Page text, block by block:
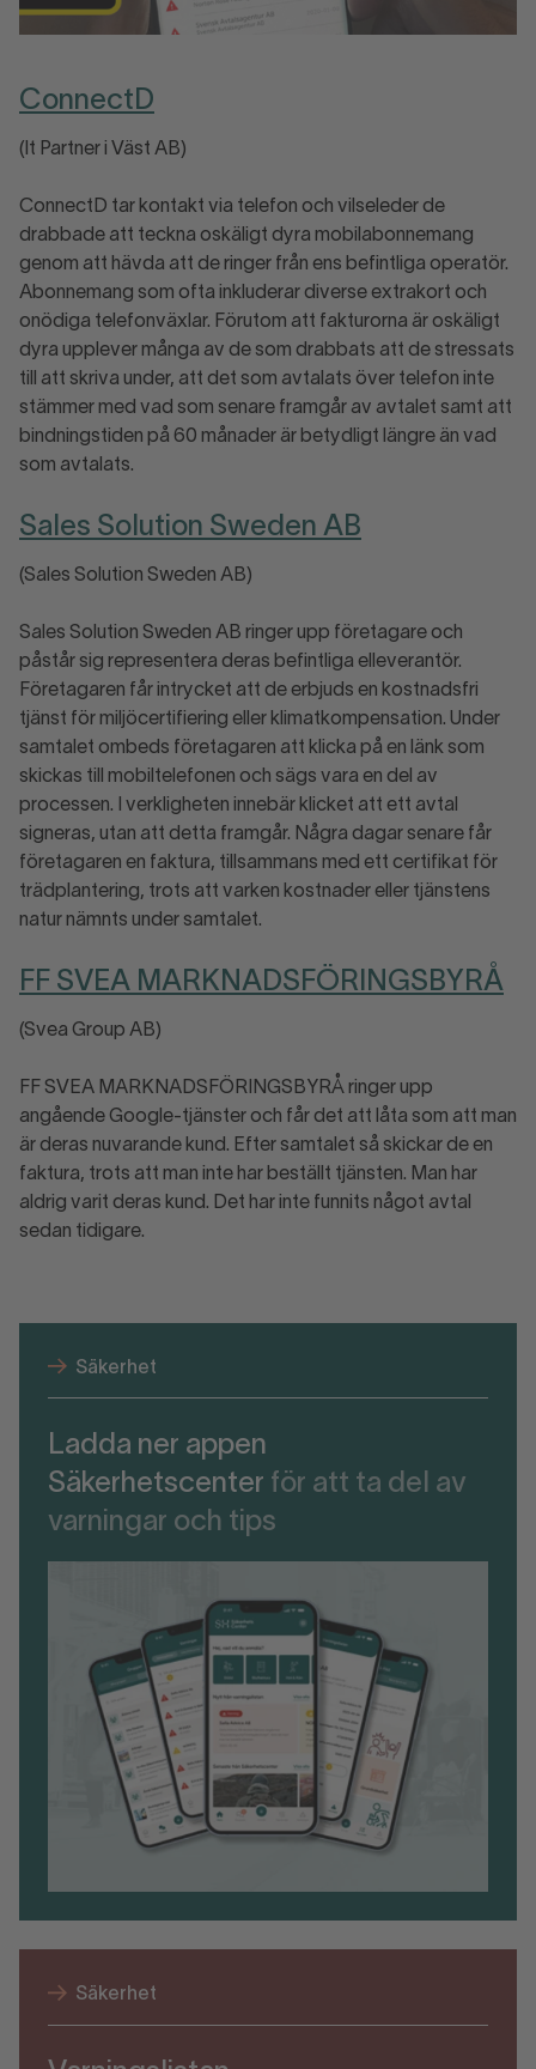
ConnectD
(It Partner i Väst AB)
ConnectD tar kontakt via telefon och vilseleder de
drabbade att teckna oskäligt dyra mobilabonnemang
genom att hävda att de ringer från ens befintliga operatör.
Abonnemang som ofta inkluderar diverse extrakort och
onödiga telefonväxlar. Förutom att fakturorna är oskäligt
dyra upplever många av de som drabbats att de stressats
till att skriva under, att det som avtalats över telefon inte
stämmer med vad som senare framgår av avtalet samt att
bindningstiden på 60 månader är betydligt längre än vad
som avtalats.
Sales Solution Sweden AB
(Sales Solution Sweden AB)
Sales Solution Sweden AB ringer upp företagare och
påstår sig representera deras befintliga elleverantör.
Företagaren får intrycket att de erbjuds en kostnadsfri
tjänst för miljöcertifiering eller klimatkompensation. Under
samtalet ombeds företagaren att klicka på en länk som
skickas till mobiltelefonen och sägs vara en del av
processen. I verkligheten innebär klicket att ett avtal
signeras, utan att detta framgår. Några dagar senare får
företagaren en faktura, tillsammans med ett certifikat för
trädplantering, trots att varken kostnader eller tjänstens
natur nämnts under samtalet.
FF SVEA MARKNADSFÖRINGSBYRÅ
(Svea Group AB)
FF SVEA MARKNADSFÖRINGSBYRÅ ringer upp
angående Google-tjänster och får det att låta som att man
är deras nuvarande kund. Efter samtalet så skickar de en
faktura, trots att man inte har beställt tjänsten. Man har
aldrig varit deras kund. Det har inte funnits något avtal
sedan tidigare.
Säkerhet
Ladda ner appen
Säkerhetscenter för att ta del av
varningar och tips
Säkerhet